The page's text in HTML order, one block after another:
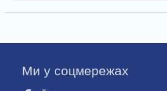
Ми у соцмережах